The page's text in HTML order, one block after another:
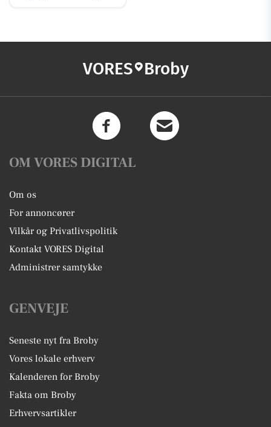
VORES Broby
OM VORES DIGITAL
Om os
For annoncører
Vilkår og Privatlivspolitik
Kontakt VORES Digital
Administrer samtykke
GENVEJE
Seneste nyt fra Broby
Vores lokale erhverv
Kalenderen for Broby
Fakta om Broby
Erhvervsartikler